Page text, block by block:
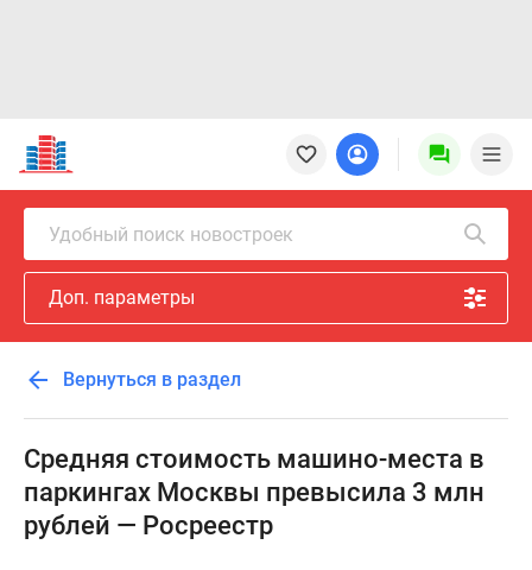
Новостройки
Квартиры
Ипотека
Новостройки
Москвы
Новостройки
Подмосковья
Новостройки
Москвы
Готовые
новостройки
Новостройки
карте
Удобный поиск новостроек
Доп. параметры
Вернуться в раздел
Средняя стоимость машино-места в
паркингах Москвы превысила 3 млн
рублей — Росреестр